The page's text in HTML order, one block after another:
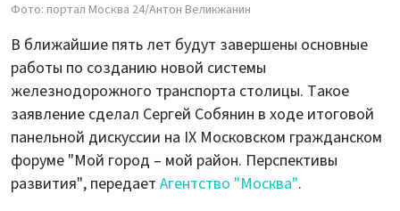
Фото: портал Москва 24/Антон Великжанин
В ближайшие пять лет будут завершены основные
работы по созданию новой системы
железнодорожного транспорта столицы. Такое
заявление сделал Сергей Собянин в ходе итоговой
панельной дискуссии на IX Московском гражданском
форуме "Мой город – мой район. Перспективы
развития", передает Агентство "Москва".